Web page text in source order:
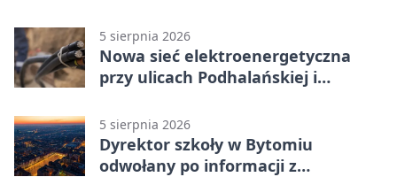
5 sierpnia 2026
Nowa sieć elektroenergetyczna
przy ulicach Podhalańskiej i
5 sierpnia 2026
Dyrektor szkoły w Bytomiu
odwołany po informacji z